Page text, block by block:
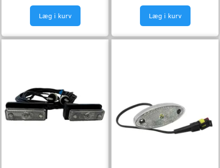
Læg i kurv Læg i kurv